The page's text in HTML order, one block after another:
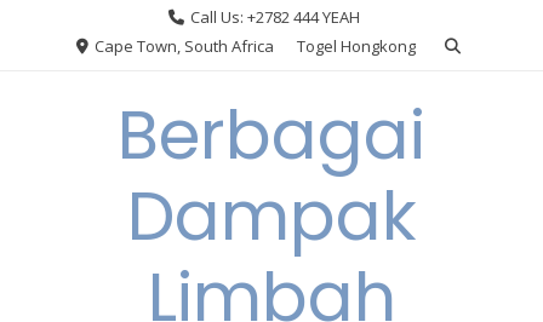
Call Us: +2782 444 YEAH
Cape Town, South Africa
Togel Hongkong
Berbagai
Dampak
Limbah